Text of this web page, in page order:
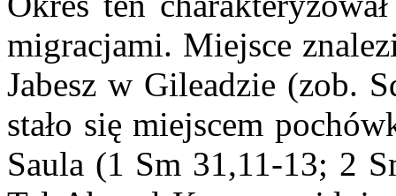
migracjami. Miejsce
Jabesz w Gileadzie (zob.
stało się miejscem
Saula (1 Sm 31,11-13; 2